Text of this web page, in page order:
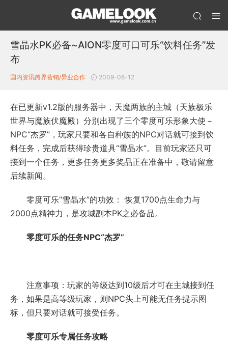
雪晶水PK必备~AION零度可口可乐“饮料任务”发
布
国内资讯跨界营销/异业合作 2009-08-12
在已更新v1.2版的服务器中，天魔两族的主城（天族极乐
世界与魔族伏魔殿）分别出现了三个零度可乐形象大使－
NPC“杰罗”，玩家只要和各自种族的NPC对话就可接到饮
料任务，完成后获得珍贵道具“雪晶水”。目前玩家还只可
接到一个任务，更多任务更多奖品正在准备中，敬请留意
后续新闻。
零度可乐“雪晶水”的功效： 恢复1700点生命力与
2000点精神力，是攻城副本PK之必备品。
零度可乐的任务NPC“杰罗”
注意事项：玩家的等级达到10级后才可在主城接到任
务，如果是高等级玩家，则NPC头上可能无任务提示图
标，但只要对话就可接受任务。
零度可乐专属任务攻略